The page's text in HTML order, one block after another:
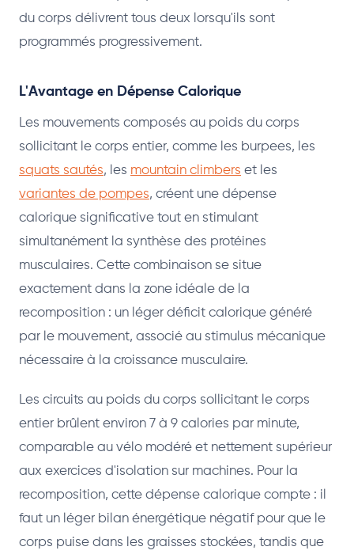
du corps délivrent tous deux lorsqu'ils sont
programmés progressivement.
L'Avantage en Dépense Calorique
Les mouvements composés au poids du corps
sollicitant le corps entier, comme les burpees, les
squats sautés, les mountain climbers et les
variantes de pompes, créent une dépense
calorique significative tout en stimulant
simultanément la synthèse des protéines
musculaires. Cette combinaison se situe
exactement dans la zone idéale de la
recomposition : un léger déficit calorique généré
par le mouvement, associé au stimulus mécanique
nécessaire à la croissance musculaire.
Les circuits au poids du corps sollicitant le corps
entier brûlent environ 7 à 9 calories par minute,
comparable au vélo modéré et nettement supérieur
aux exercices d'isolation sur machines. Pour la
recomposition, cette dépense calorique compte : il
faut un léger bilan énergétique négatif pour que le
corps puise dans les graisses stockées, tandis que